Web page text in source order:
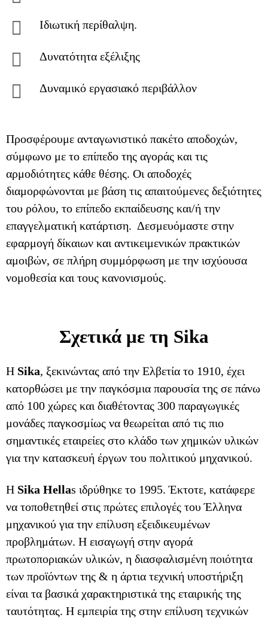
Ιδιωτική περίθαλψη.
Δυνατότητα εξέλιξης
Δυναμικό εργασιακό περιβάλλον
Προσφέρουμε ανταγωνιστικό πακέτο αποδοχών,
σύμφωνο με το επίπεδο της αγοράς και τις
αρμοδιότητες κάθε θέσης. Οι αποδοχές
διαμορφώνονται με βάση τις απαιτούμενες δεξιότητες
του ρόλου, το επίπεδο εκπαίδευσης και/ή την
επαγγελματική κατάρτιση. Δεσμευόμαστε στην
εφαρμογή δίκαιων και αντικειμενικών πρακτικών
αμοιβών, σε πλήρη συμμόρφωση με την ισχύουσα
νομοθεσία και τους κανονισμούς.
Σχετικά με τη Sika
H Sika, ξεκινώντας από την Ελβετία το 1910, έχει
κατορθώσει με την παγκόσμια παρουσία της σε πάνω
από 100 χώρες και διαθέτοντας 300 παραγωγικές
μονάδες παγκοσμίως να θεωρείται από τις πιο
σημαντικές εταιρείες στο κλάδο των χημικών υλικών
για την κατασκευή έργων του πολιτικού μηχανικού.
H Sika Hellas ιδρύθηκε το 1995. Έκτοτε, κατάφερε
να τοποθετηθεί στις πρώτες επιλογές του Έλληνα
μηχανικού για την επίλυση εξειδικευμένων
προβλημάτων. Η εισαγωγή στην αγορά
πρωτοποριακών υλικών, η διασφαλισμένη ποιότητα
των προϊόντων της & η άρτια τεχνική υποστήριξη
είναι τα βασικά χαρακτηριστικά της εταιρικής της
ταυτότητας. Η εμπειρία της στην επίλυση τεχνικών